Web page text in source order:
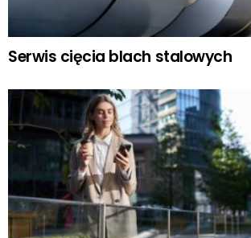
Serwis cięcia blach stalowych